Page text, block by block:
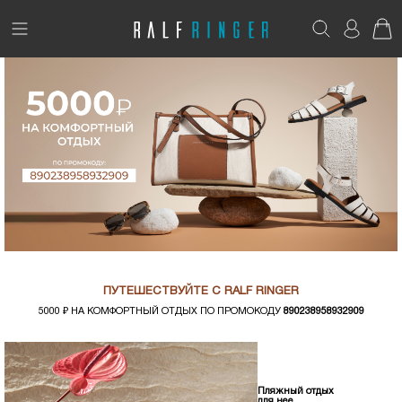
!
Новинки
Женщинам
Мужчинам
Детям
Аутлет
Акции / Новости
Адреса магазинов
Возникли вопросы? - club@ralf.ru
ПУТЕШЕСТВУЙТЕ С RALF RINGER
5000 ₽ НА КОМФОРТНЫЙ ОТДЫХ ПО ПРОМОКОДУ 890238958932909
Пляжный отдых